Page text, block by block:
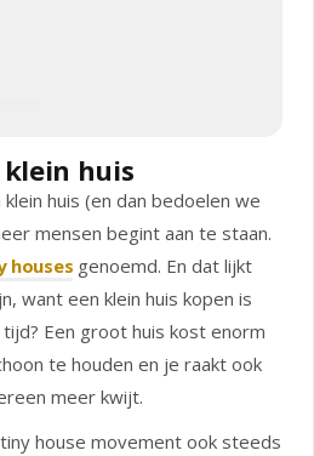
klein huis
huis (en dan bedoelen we
mensen begint aan te staan.
houses genoemd. En dat lijkt
want een klein huis kopen is
Een groot huis kost enorm
te houden en je raakt ook
meer kwijt.
house movement ook steeds